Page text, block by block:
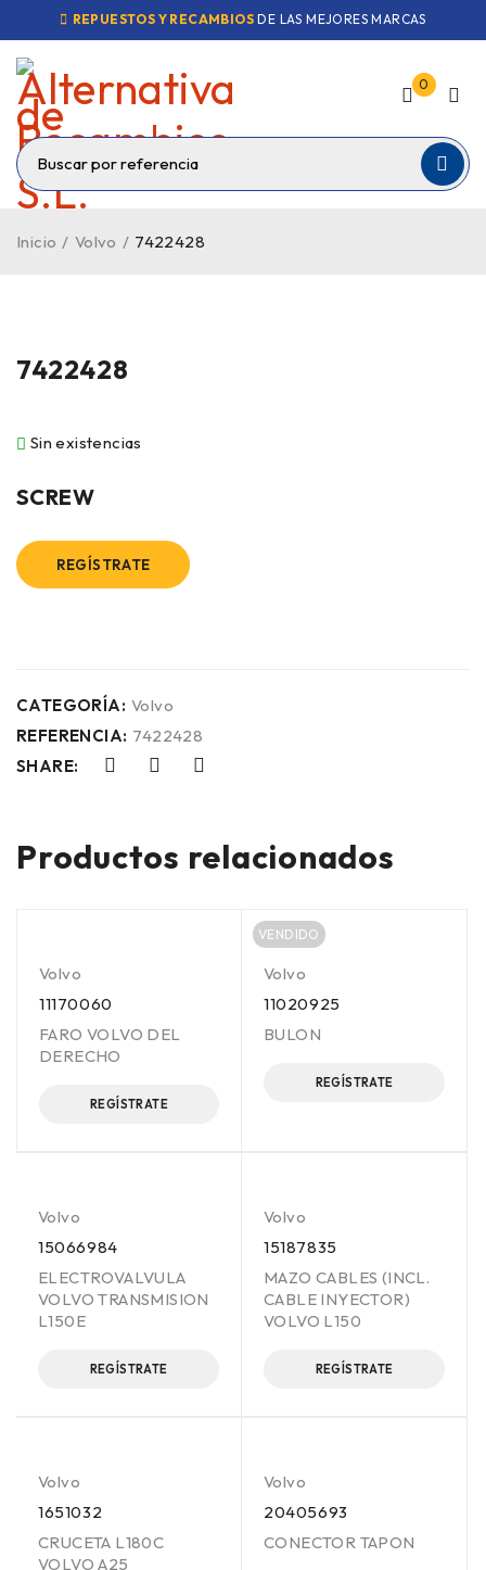
REPUESTOS Y RECAMBIOS DE LAS MEJORES MARCAS
0
Inicio / Volvo / 7422428
7422428
Sin existencias
SCREW
REGÍSTRATE
CATEGORÍA: Volvo
REFERENCIA: 7422428
SHARE:
Productos relacionados
Volvo
11170060
FARO VOLVO DEL
DERECHO
REGÍSTRATE
VENDIDO
Volvo
11020925
BULON
REGÍSTRATE
Volvo
15066984
ELECTROVALVULA
VOLVO TRANSMISION
L150E
REGÍSTRATE
Volvo
15187835
MAZO CABLES (INCL.
CABLE INYECTOR)
VOLVO L150
REGÍSTRATE
Volvo
1651032
CRUCETA L180C
VOLVO A25
Volvo
20405693
CONECTOR TAPON